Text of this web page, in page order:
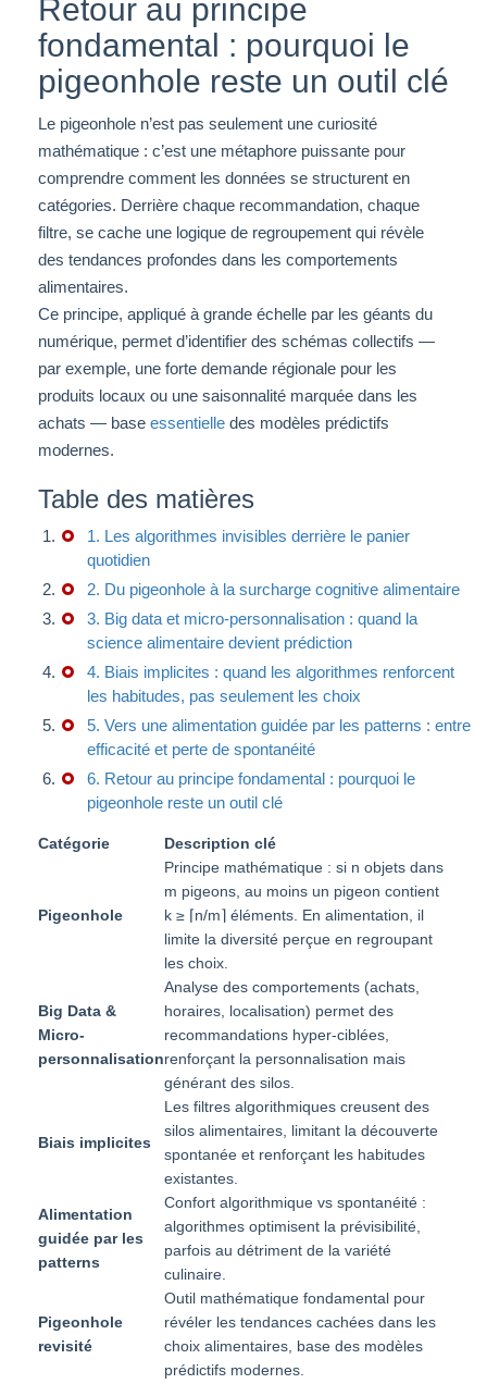
Retour au principe
fondamental : pourquoi le
pigeonhole reste un outil clé
Le pigeonhole n’est pas seulement une curiosité
mathématique : c’est une métaphore puissante pour
comprendre comment les données se structurent en
catégories. Derrière chaque recommandation, chaque
filtre, se cache une logique de regroupement qui révèle
des tendances profondes dans les comportements
alimentaires.
Ce principe, appliqué à grande échelle par les géants du
numérique, permet d’identifier des schémas collectifs —
par exemple, une forte demande régionale pour les
produits locaux ou une saisonnalité marquée dans les
achats — base essentielle des modèles prédictifs
modernes.
Table des matières
1. Les algorithmes invisibles derrière le panier
quotidien
2. Du pigeonhole à la surcharge cognitive alimentaire
3. Big data et micro-personnalisation : quand la
science alimentaire devient prédiction
4. Biais implicites : quand les algorithmes renforcent
les habitudes, pas seulement les choix
5. Vers une alimentation guidée par les patterns : entre
efficacité et perte de spontanéité
6. Retour au principe fondamental : pourquoi le
pigeonhole reste un outil clé
Catégorie Description clé
Pigeonhole
Principe mathématique : si n objets dans
m pigeons, au moins un pigeon contient
k ≥ ⌈n/m⌉ éléments. En alimentation, il
limite la diversité perçue en regroupant
les choix.
Big Data &
Micro-
personnalisation
Analyse des comportements (achats,
horaires, localisation) permet des
recommandations hyper-ciblées,
renforçant la personnalisation mais
générant des silos.
Biais implicites
Les filtres algorithmiques creusent des
silos alimentaires, limitant la découverte
spontanée et renforçant les habitudes
existantes.
Alimentation
guidée par les
patterns
Confort algorithmique vs spontanéité :
algorithmes optimisent la prévisibilité,
parfois au détriment de la variété
culinaire.
Pigeonhole
revisité
Outil mathématique fondamental pour
révéler les tendances cachées dans les
choix alimentaires, base des modèles
prédictifs modernes.